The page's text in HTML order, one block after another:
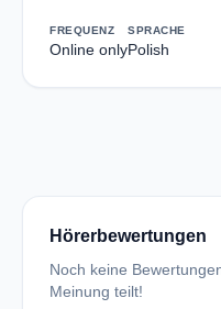
FREQUENZ
Online only
SPRACHE
Polish
Hörerbewertungen
Noch keine
Meinung teilt!